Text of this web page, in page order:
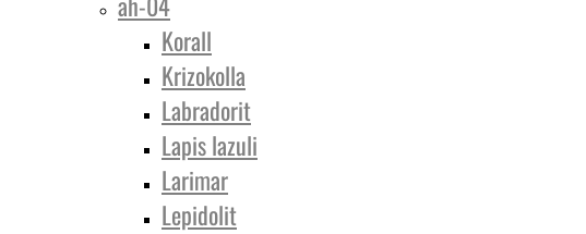
Korall
Krizokolla
Labradorit
Lapis lazuli
Larimar
Lepidolit